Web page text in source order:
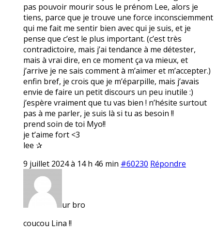
pas pouvoir mourir sous le prénom Lee, alors je
tiens, parce que je trouve une force inconsciemment
qui me fait me sentir bien avec qui je suis, et je
pense que c’est le plus important. (c’est très
contradictoire, mais j’ai tendance à me détester,
mais à vrai dire, en ce moment ça va mieux, et
j’arrive je ne sais comment à m’aimer et m’accepter.)
enfin bref, je crois que je m’éparpille, mais j’avais
envie de faire un petit discours un peu inutile :)
j’espère vraiment que tu vas bien ! n’hésite surtout
pas à me parler, je suis là si tu as besoin !!
prend soin de toi Myo!!
je t’aime fort <3
lee ✰
9 juillet 2024 à 14 h 46 min #60230 Répondre
ur bro
coucou Lina !!